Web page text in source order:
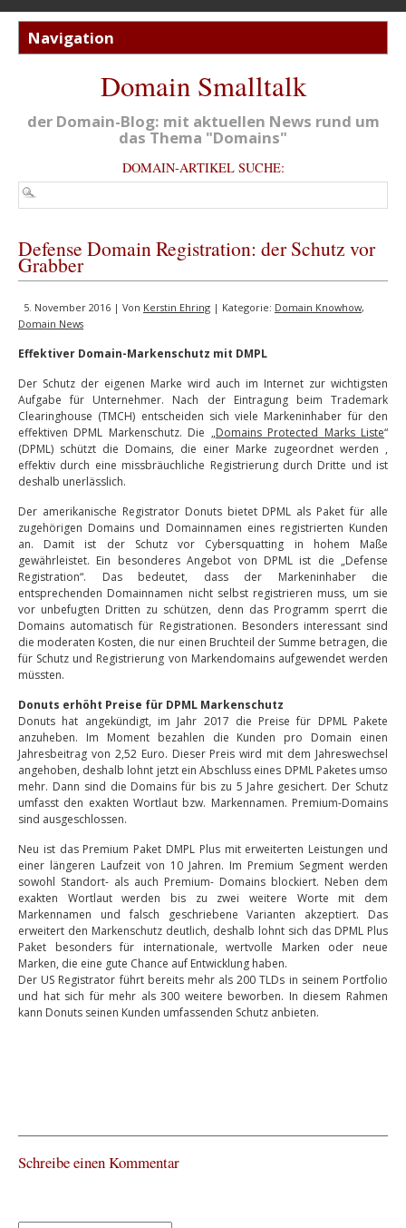
Domain Smalltalk
der Domain-Blog: mit aktuellen News rund um
das Thema "Domains"
DOMAIN-ARTIKEL SUCHE:
Defense Domain Registration: der Schutz vor
Grabber
5. November 2016 | Von Kerstin Ehring | Kategorie: Domain Knowhow,
Domain News
Effektiver Domain-Markenschutz mit DMPL
Der Schutz der eigenen Marke wird auch im Internet zur wichtigsten
Aufgabe für Unternehmer. Nach der Eintragung beim Trademark
Clearinghouse (TMCH) entscheiden sich viele Markeninhaber für den
effektiven DPML Markenschutz. Die „Domains Protected Marks Liste“
(DPML) schützt die Domains, die einer Marke zugeordnet werden ,
effektiv durch eine missbräuchliche Registrierung durch Dritte und ist
deshalb unerlässlich.
Der amerikanische Registrator Donuts bietet DPML als Paket für alle
zugehörigen Domains und Domainnamen eines registrierten Kunden
an. Damit ist der Schutz vor Cybersquatting in hohem Maße
gewährleistet. Ein besonderes Angebot von DPML ist die „Defense
Registration“. Das bedeutet, dass der Markeninhaber die
entsprechenden Domainnamen nicht selbst registrieren muss, um sie
vor unbefugten Dritten zu schützen, denn das Programm sperrt die
Domains automatisch für Registrationen. Besonders interessant sind
die moderaten Kosten, die nur einen Bruchteil der Summe betragen, die
für Schutz und Registrierung von Markendomains aufgewendet werden
müssten.
Donuts erhöht Preise für DPML Markenschutz
Donuts hat angekündigt, im Jahr 2017 die Preise für DPML Pakete
anzuheben. Im Moment bezahlen die Kunden pro Domain einen
Jahresbeitrag von 2,52 Euro. Dieser Preis wird mit dem Jahreswechsel
angehoben, deshalb lohnt jetzt ein Abschluss eines DPML Paketes umso
mehr. Dann sind die Domains für bis zu 5 Jahre gesichert. Der Schutz
umfasst den exakten Wortlaut bzw. Markennamen. Premium-Domains
sind ausgeschlossen.
Neu ist das Premium Paket DMPL Plus mit erweiterten Leistungen und
einer längeren Laufzeit von 10 Jahren. Im Premium Segment werden
sowohl Standort- als auch Premium- Domains blockiert. Neben dem
exakten Wortlaut werden bis zu zwei weitere Worte mit dem
Markennamen und falsch geschriebene Varianten akzeptiert. Das
erweitert den Markenschutz deutlich, deshalb lohnt sich das DPML Plus
Paket besonders für internationale, wertvolle Marken oder neue
Marken, die eine gute Chance auf Entwicklung haben.
Der US Registrator führt bereits mehr als 200 TLDs in seinem Portfolio
und hat sich für mehr als 300 weitere beworben. In diesem Rahmen
kann Donuts seinen Kunden umfassenden Schutz anbieten.
Schreibe einen Kommentar